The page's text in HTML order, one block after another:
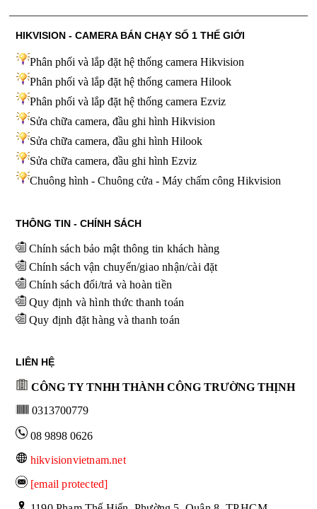
HIKVISION - CAMERA BÁN CHẠY SỐ 1 THẾ GIỚI
Phân phối và lắp đặt hệ thống camera Hikvision
Phân phối và lắp đặt hệ thống camera Hilook
Phân phối và lắp đặt hệ thống camera Ezviz
Sửa chữa camera, đầu ghi hình Hikvision
Sửa chữa camera, đầu ghi hình Hilook
Sửa chữa camera, đầu ghi hình Ezviz
Chuông hình - Chuông cửa - Máy chấm công Hikvision
THÔNG TIN - CHÍNH SÁCH
Chính sách bảo mật thông tin khách hàng
Chính sách vận chuyển/giao nhận/cài đặt
Chính sách đổi/trả và hoàn tiền
Quy định và hình thức thanh toán
Quy định đặt hàng và thanh toán
LIÊN HỆ
CÔNG TY TNHH THÀNH CÔNG TRƯỜNG THỊNH
0313700779
08 9898 0626
hikvisionvietnam.net
[email protected]